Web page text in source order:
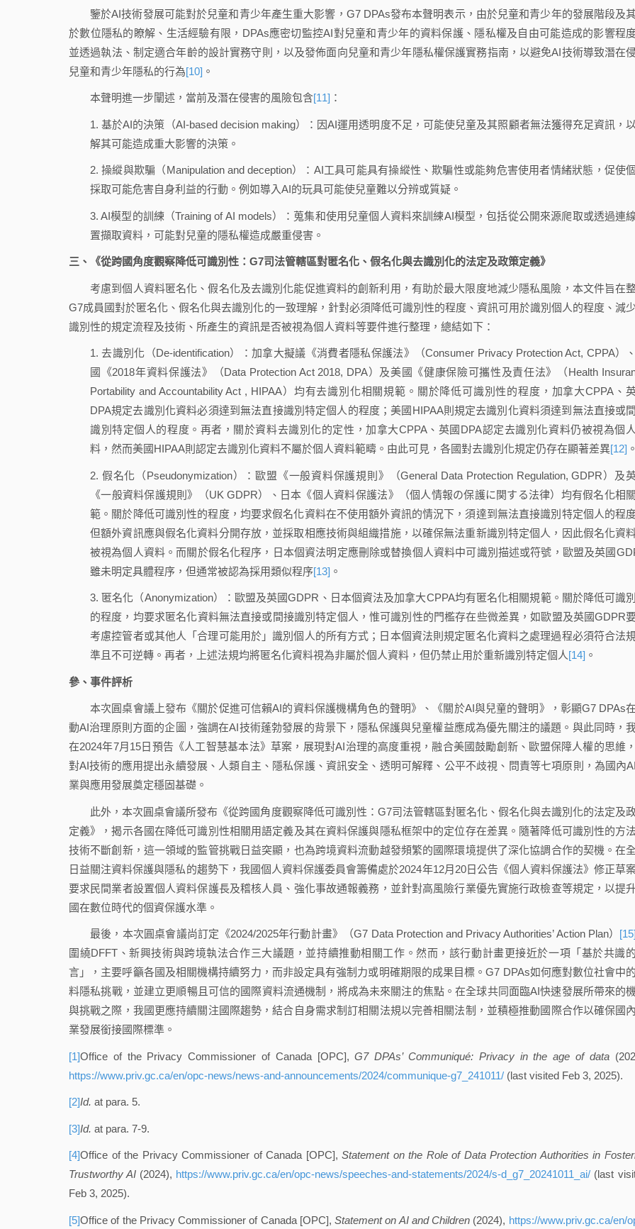
鑒於AI技術發展可能對於兒童和青少年產生重大影響，G7 DPAs發布本聲明表示，由於兒童和青少年的發展階段及
於數位隱私的瞭解、生活經驗有限，DPAs應密切監控AI對兒童和青少年的資料保護、隱私權及自由可能造成的影響程度
並透過執法、制定適合年齡的設計實務守則，以及發佈面向兒童和青少年隱私權保護實務指南，以避免AI技術導致潛在
兒童和青少年隱私的行為[10] 。
本聲明進一步闡述，當前及潛在侵害的風險包含[11] ：
1. 基於AI的決策（AI-based decision making）：因AI運用透明度不足，可能使兒童及其照顧者無法獲得充足資訊，
解其可能造成重大影響的決策。
2. 操縱與欺騙（Manipulation and deception）：AI工具可能具有操縱性、欺騙性或能夠危害使用者情緒狀態，促使
採取可能危害自身利益的行動。例如導入AI的玩具可能使兒童難以分辨或質疑。
3. AI模型的訓練（Training of AI models）：蒐集和使用兒童個人資料來訓練AI模型，包括從公開來源爬取或透過連
置擷取資料，可能對兒童的隱私權造成嚴重侵害。
三、《從跨國角度觀察降低可識別性：G7司法管轄區對匿名化、假名化與去識別化的法定及政策定義》
考慮到個人資料匿名化、假名化及去識別化能促進資料的創新利用，有助於最大限度地減少隱私風險，本文件旨在
G7成員國對於匿名化、假名化與去識別化的一致理解，針對必須降低可識別性的程度、資訊可用於識別個人的程度、減
識別性的規定流程及技術、所產生的資訊是否被視為個人資料等要件進行整理，總結如下：
1. 去識別化（De-identification）：加拿大擬議《消費者隱私保護法》（Consumer Privacy Protection Act, CPPA）
國《2018年資料保護法》（Data Protection Act 2018, DPA）及美國《健康保險可攜性及責任法》（Health
Portability and Accountability Act , HIPAA）均有去識別化相關規範。關於降低可識別性的程度，加拿大CPPA、
DPA規定去識別化資料必須達到無法直接識別特定個人的程度；美國HIPAA則規定去識別化資料須達到無法直接或
識別特定個人的程度。再者，關於資料去識別化的定性，加拿大CPPA、英國DPA認定去識別化資料仍被視為個
料，然而美國HIPAA則認定去識別化資料不屬於個人資料範疇。由此可見，各國對去識別化規定仍存在顯著差異[12] 。
2. 假名化（Pseudonymization）：歐盟《一般資料保護規則》（General Data Protection Regulation, GDPR）及
《一般資料保護規則》（UK GDPR）、日本《個人資料保護法》（個人情報の保護に関する法律）均有假名化相
範。關於降低可識別性的程度，均要求假名化資料在不使用額外資訊的情況下，須達到無法直接識別特定個人的程度
但額外資訊應與假名化資料分開存放，並採取相應技術與組織措施，以確保無法重新識別特定個人，因此假名化資
被視為個人資料。而關於假名化程序，日本個資法明定應刪除或替換個人資料中可識別描述或符號，歐盟及英國
雖未明定具體程序，但通常被認為採用類似程序[13] 。
3. 匿名化（Anonymization）：歐盟及英國GDPR、日本個資法及加拿大CPPA均有匿名化相關規範。關於降低可識
的程度，均要求匿名化資料無法直接或間接識別特定個人，惟可識別性的門檻存在些微差異，如歐盟及英國GDPR
考慮控管者或其他人「合理可能用於」識別個人的所有方式；日本個資法則規定匿名化資料之處理過程必須符合法
準且不可逆轉。再者，上述法規均將匿名化資料視為非屬於個人資料，但仍禁止用於重新識別特定個人[14] 。
參、事件評析
本次圓桌會議上發布《關於促進可信賴AI的資料保護機構角色的聲明》、《關於AI與兒童的聲明》，彰顯G7 DPAs
動AI治理原則方面的企圖，強調在AI技術蓬勃發展的背景下，隱私保護與兒童權益應成為優先關注的議題。與此同時，
在2024年7月15日預告《人工智慧基本法》草案，展現對AI治理的高度重視，融合美國鼓勵創新、歐盟保障人權的思維
對AI技術的應用提出永續發展、人類自主、隱私保護、資訊安全、透明可解釋、公平不歧視、問責等七項原則，為國內
業與應用發展奠定穩固基礎。
此外，本次圓桌會議所發布《從跨國角度觀察降低可識別性：G7司法管轄區對匿名化、假名化與去識別化的法定及
定義》，揭示各國在降低可識別性相關用語定義及其在資料保護與隱私框架中的定位存在差異。隨著降低可識別性的方
技術不斷創新，這一領域的監管挑戰日益突顯，也為跨境資料流動越發頻繁的國際環境提供了深化協調合作的契機。在
日益關注資料保護與隱私的趨勢下，我國個人資料保護委員會籌備處於2024年12月20日公告《個人資料保護法》修正草案
要求民間業者設置個人資料保護長及稽核人員、強化事故通報義務，並針對高風險行業優先實施行政檢查等規定，以提
國在數位時代的個資保護水準。
最後，本次圓桌會議尚訂定《2024/2025年行動計畫》（G7 Data Protection and Privacy Authorities’ Action Plan） [15]
圍繞DFFT、新興技術與跨境執法合作三大議題，並持續推動相關工作。然而，該行動計畫更接近於一項「基於共識
言」，主要呼籲各國及相關機構持續努力，而非設定具有強制力或明確期限的成果目標。G7 DPAs如何應對數位社會中
料隱私挑戰，並建立更順暢且可信的國際資料流通機制，將成為未來關注的焦點。在全球共同面臨AI快速發展所帶來的
與挑戰之際，我國更應持續關注國際趨勢，結合自身需求制訂相關法規以完善相關法制，並積極推動國際合作以確保國
業發展銜接國際標準。
[1]Office of the Privacy Commissioner of Canada [OPC],G7 DPAs’ Communiqué: Privacy in the age of data
https://www.priv.gc.ca/en/opc-news/news-and-announcements/2024/communique-g7_241011/ (last visited Feb 3, 2025).
[2]Id. at para. 5.
[3]Id. at para. 7-9.
[4]Office of the Privacy Commissioner of Canada [OPC], Statement on the Role of Data Protection Authorities in
Trustworthy AI (2024), https://www.priv.gc.ca/en/opc-news/speeches-and-statements/2024/s-d_g7_20241011_ai/ (last
Feb 3, 2025).
[5]Office of the Privacy Commissioner of Canada [OPC], Statement on AI and Children (2024), https://www.priv.gc.ca/en/